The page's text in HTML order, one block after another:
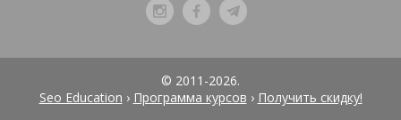
© 2011-2026.
Seo Education › Программа курсов › Получить скидку!